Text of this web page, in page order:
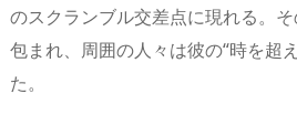
のスクランブル交差点に現れる。
包まれ、周囲の人々は彼の“時を超
た。